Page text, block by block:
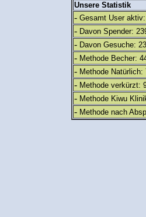
Unsere Statistik
- Gesamt User
- Davon Spender:
- Davon Gesuche:
- Methode Becher:
- Methode Natürlich:
- Methode verkürzt:
- Methode Kiwu
- Methode nach